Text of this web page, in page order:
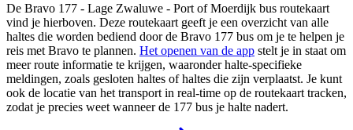
De Bravo 177 - Lage Zwaluwe - Port of Moerdijk bus routekaart
vind je hierboven. Deze routekaart geeft je een overzicht van alle
haltes die worden bediend door de Bravo 177 bus om je te helpen je
reis met Bravo te plannen. Het openen van de app stelt je in staat om
meer route informatie te krijgen, waaronder halte-specifieke
meldingen, zoals gesloten haltes of haltes die zijn verplaatst. Je kunt
ook de locatie van het transport in real-time op de routekaart tracken,
zodat je precies weet wanneer de 177 bus je halte nadert.